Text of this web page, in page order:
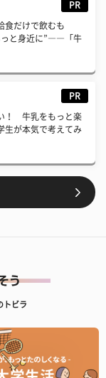
PR
食だけで飲むも
と身近に”――「牛
PR
！ 牛乳をもっと楽
生が本気で考えてみ
トビラ